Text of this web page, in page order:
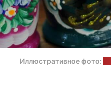
Иллюстративное фото: